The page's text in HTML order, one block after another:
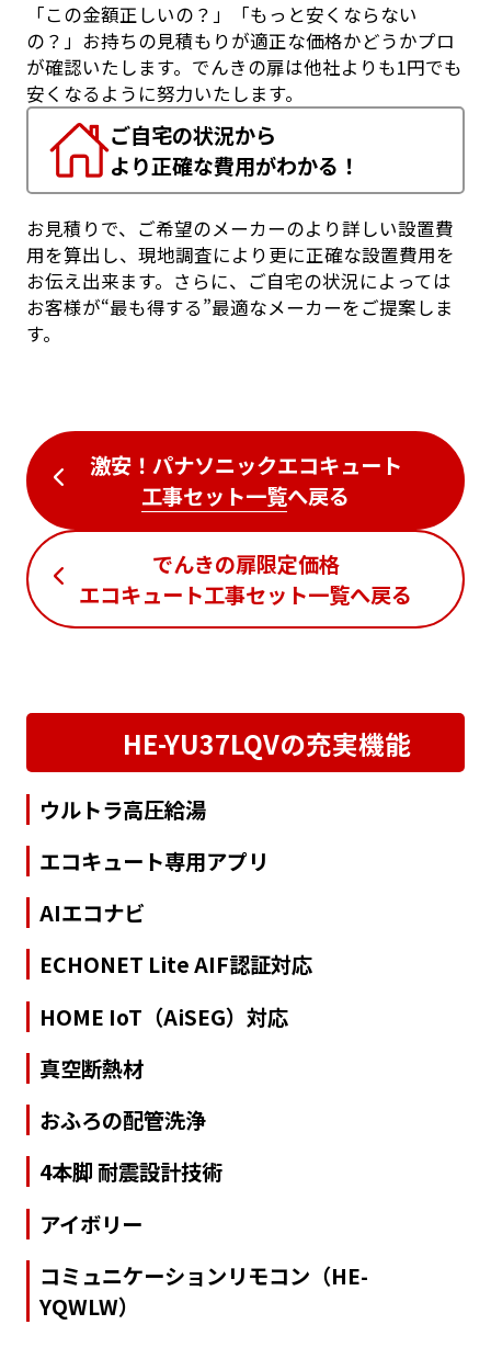
「この金額正しいの？」「もっと安くならない
の？」お持ちの見積もりが適正な価格かどうかプロ
が確認いたします。でんきの扉は他社よりも1円でも
安くなるように努力いたします。
ご自宅の状況から
より正確な費用がわかる！
お見積りで、ご希望のメーカーのより詳しい設置費
用を算出し、現地調査により更に正確な設置費用を
お伝え出来ます。さらに、ご自宅の状況によっては
お客様が“最も得する”最適なメーカーをご提案しま
す。
激安！パナソニックエコキュート
工事セット一覧へ戻る
でんきの扉限定価格
エコキュート工事セット一覧へ戻る
HE-YU37LQVの充実機能
ウルトラ高圧給湯
エコキュート専用アプリ
AIエコナビ
ECHONET Lite AIF認証対応
HOME IoT（AiSEG）対応
真空断熱材
おふろの配管洗浄
4本脚 耐震設計技術
アイボリー
コミュニケーションリモコン（HE-
YQWLW）